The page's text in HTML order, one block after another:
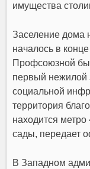
имущества
Заселение дома
началось в
Профсоюзной
первый нежилой
социальной
территория
находится
сады, передает
В Западном